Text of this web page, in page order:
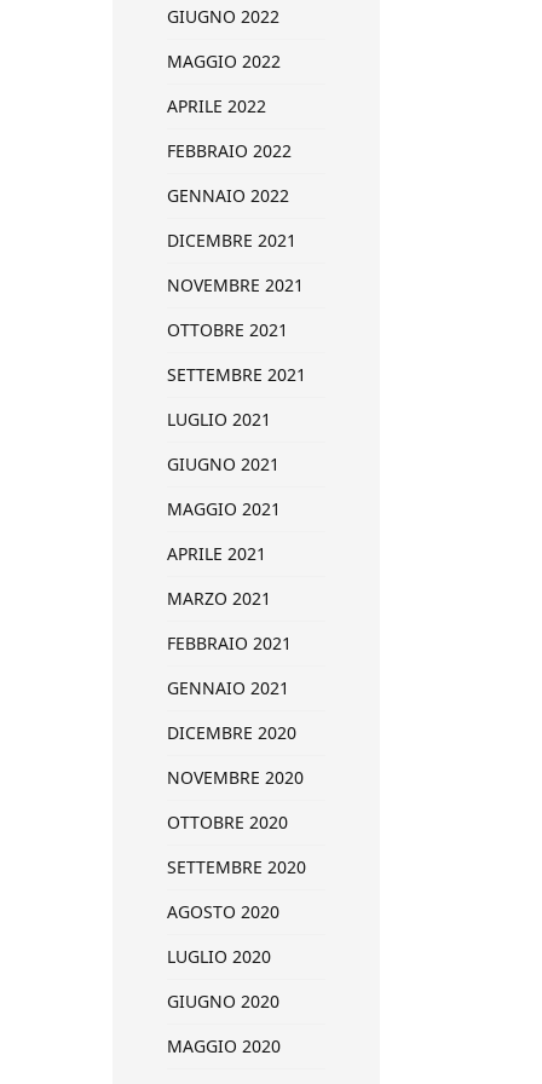
GIUGNO 2022
MAGGIO 2022
APRILE 2022
FEBBRAIO 2022
GENNAIO 2022
DICEMBRE 2021
NOVEMBRE 2021
OTTOBRE 2021
SETTEMBRE 2021
LUGLIO 2021
GIUGNO 2021
MAGGIO 2021
APRILE 2021
MARZO 2021
FEBBRAIO 2021
GENNAIO 2021
DICEMBRE 2020
NOVEMBRE 2020
OTTOBRE 2020
SETTEMBRE 2020
AGOSTO 2020
LUGLIO 2020
GIUGNO 2020
MAGGIO 2020